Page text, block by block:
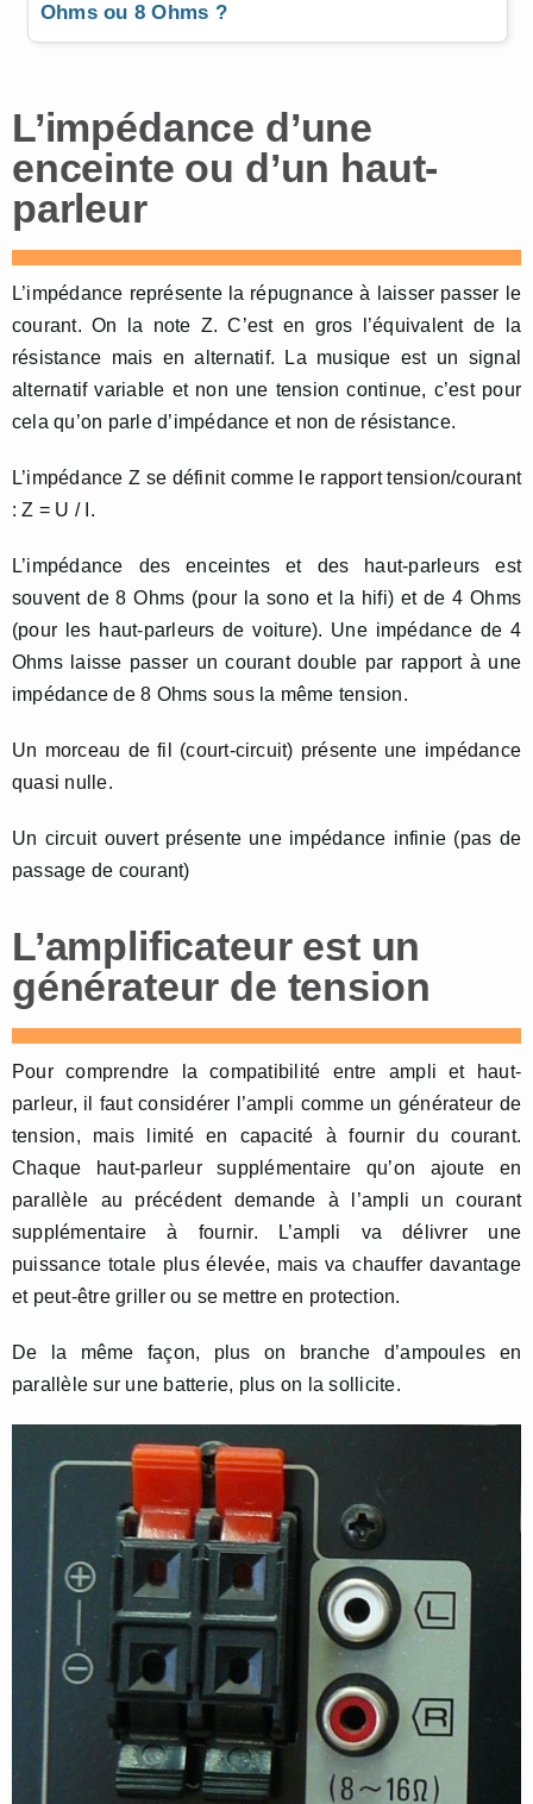
Ohms ou 8 Ohms ?
L’impédance d’une
enceinte ou d’un haut-
parleur
L’impédance représente la répugnance à laisser passer le
courant. On la note Z. C’est en gros l’équivalent de la
résistance mais en alternatif. La musique est un signal
alternatif variable et non une tension continue, c’est pour
cela qu’on parle d’impédance et non de résistance.
L’impédance Z se définit comme le rapport tension/courant
: Z = U / I.
L’impédance des enceintes et des haut-parleurs est
souvent de 8 Ohms (pour la sono et la hifi) et de 4 Ohms
(pour les haut-parleurs de voiture). Une impédance de 4
Ohms laisse passer un courant double par rapport à une
impédance de 8 Ohms sous la même tension.
Un morceau de fil (court-circuit) présente une impédance
quasi nulle.
Un circuit ouvert présente une impédance infinie (pas de
passage de courant)
L’amplificateur est un
générateur de tension
Pour comprendre la compatibilité entre ampli et haut-
parleur, il faut considérer l’ampli comme un générateur de
tension, mais limité en capacité à fournir du courant.
Chaque haut-parleur supplémentaire qu’on ajoute en
parallèle au précédent demande à l’ampli un courant
supplémentaire à fournir. L’ampli va délivrer une
puissance totale plus élevée, mais va chauffer davantage
et peut-être griller ou se mettre en protection.
De la même façon, plus on branche d’ampoules en
parallèle sur une batterie, plus on la sollicite.